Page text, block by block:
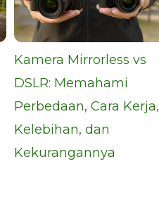
Kamera Mirrorless vs
DSLR: Memahami
Perbedaan, Cara Kerja,
Kelebihan, dan
Kekurangannya